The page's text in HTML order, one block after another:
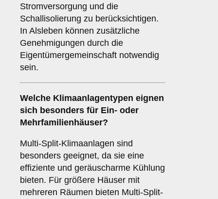
Stromversorgung und die
Schallisolierung zu berücksichtigen.
In Alsleben können zusätzliche
Genehmigungen durch die
Eigentümergemeinschaft notwendig
sein.
Welche Klimaanlagentypen eignen
sich besonders für Ein- oder
Mehrfamilienhäuser?
Multi-Split-Klimaanlagen sind
besonders geeignet, da sie eine
effiziente und geräuscharme Kühlung
bieten. Für größere Häuser mit
mehreren Räumen bieten Multi-Split-